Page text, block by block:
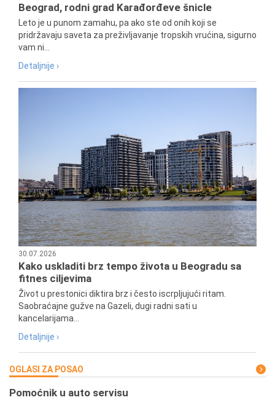
Beograd, rodni grad Karađorđeve šnicle
Leto je u punom zamahu, pa ako ste od onih koji se
pridržavaju saveta za preživljavanje tropskih vrućina, sigurno
vam ni...
Detaljnije ›
30.07.2026
Kako uskladiti brz tempo života u Beogradu sa
fitnes ciljevima
Život u prestonici diktira brz i često iscrpljujući ritam.
Saobraćajne gužve na Gazeli, dugi radni sati u
kancelarijama...
Detaljnije ›
OGLASI ZA POSAO
Pomoćnik u auto servisu